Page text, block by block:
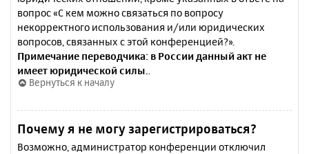
вопрос «С кем можно связаться по вопросу
некорректного использования и/или юридических
вопросов, связанных с этой конференцией?».
Примечание переводчика: в России данный акт не
имеет юридической силы.
Вернуться к началу
Почему я не могу зарегистрироваться?
Возможно, администратор конференции отключил